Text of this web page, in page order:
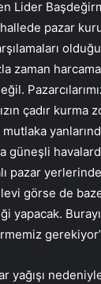
Lider
pazar
zaman
çadır kurma
güneşli
pazar
görse de
yağışı